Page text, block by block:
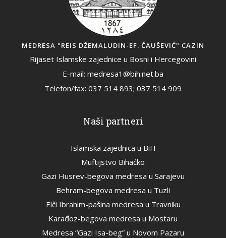
MEDRESA "REIS DŽEMALUDIN-EF. ČAUŠEVIĆ" CAZIN
Rijaset Islamske zajednice u Bosni i Hercegovini
E-mail: medresa1@bih.net.ba
Telefon/fax: 037 514 893; 037 514 909
Naši partneri
Islamska zajednica u BiH
Muftijstvo Bihaćko
Gazi Husrev-begova medresa u Sarajevu
Behram-begova medresa u Tuzli
Elči Ibrahim-pašina medresa u Travniku
Karađoz-begova medresa u Mostaru
Medresa “Gazi Isa-beg” u Novom Pazaru